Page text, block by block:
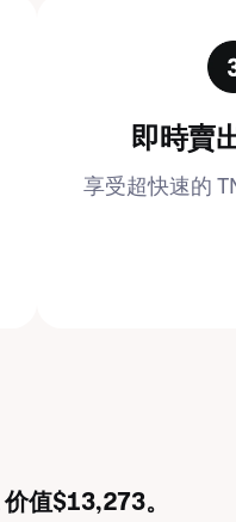
即時賣
享受超快速的
值$13,273。